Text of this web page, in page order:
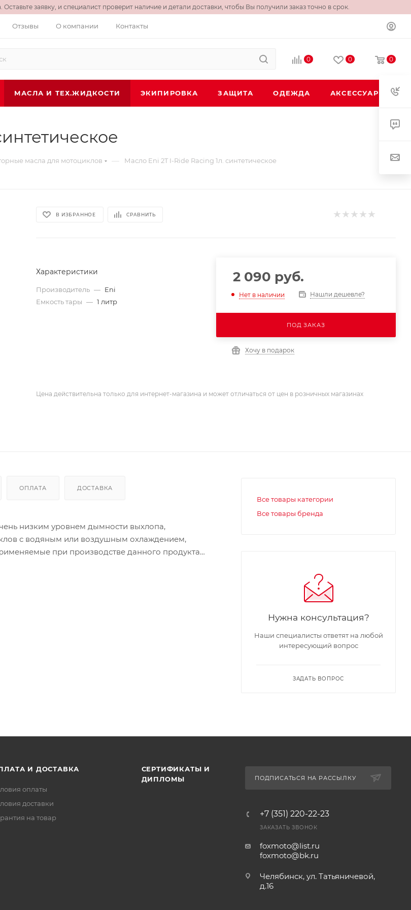
заявку, и специалист проверит наличие и детали доставки, чтобы Вы получили заказ точно в срок.
Отзывы О компании Контакты
0 0 0
МАСЛА И ТЕХ.ЖИДКОСТИ ЭКИПИРОВКА ЗАЩИТА ОДЕЖДА АКСЕССУАРЫ
масла для мотоциклов — Масло Eni 2T I-Ride Racing 1л. синтетическое
В ИЗБРАННОЕ СРАВНИТЬ
Характеристики
Производитель — Eni
Емкость тары — 1 литр
2 090 руб.
Нет в наличии Нашли дешевле?
ПОД ЗАКАЗ
Хочу в подарок
Цена действительна только для интернет-магазина и может отличаться от цен в розничных магазинах
ОПЛАТА ДОСТАВКА
низким уровнем дымности выхлопа,
с водяным или воздушным охлаждением,
при производстве данного продукта
Все товары категории
Все товары бренда
Нужна консультация?
Наши специалисты ответят на любой
интересующий вопрос
ЗАДАТЬ ВОПРОС
И ДОСТАВКА
оплаты
доставки
на товар
СЕРТИФИКАТЫ И
ДИПЛОМЫ
ПОДПИСАТЬСЯ НА РАССЫЛКУ
+7 (351) 220-22-23
ЗАКАЗАТЬ ЗВОНОК
foxmoto@list.ru
foxmoto@bk.ru
Челябинск, ул. Татьяничевой,
д.16